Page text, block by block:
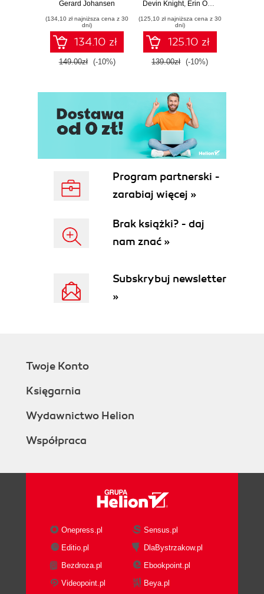
threat response -
Fourth Edition
Gerard Johansen
(134,10 zł najniższa cena z 30
dni)
134.10 zł
149.00zł (-10%)
Tools, and
Microsoft Fabric -
Fourth Edition
Devin Knight, Erin Ostrowsky
(125,10 zł najniższa cena z 30
dni)
125.10 zł
139.00zł (-10%)
Program partnerski -
zarabiaj więcej »
Brak książki? - daj
nam znać »
Subskrybuj newsletter
»
Twoje Konto
Księgarnia
Wydawnictwo Helion
Współpraca
Onepress.pl
Sensus.pl
Editio.pl
DlaBystrzakow.pl
Bezdroza.pl
Ebookpoint.pl
Videopoint.pl
Beya.pl